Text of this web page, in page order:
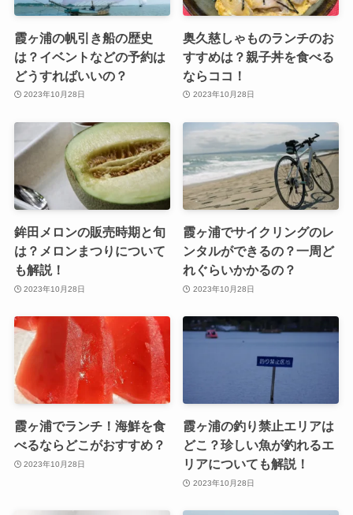
霞ヶ浦の帆引き船の歴史
は？イベントなどの予約は
どうすればいいの？
2023年10月28日
奥久慈しゃものランチのお
すすめは？親子丼を食べる
ならココ！
2023年10月28日
鉾田メロンの販売時期と旬
は？メロンまつりについて
も解説！
2023年10月28日
霞ヶ浦でサイクリングのレ
ンタルができるの？一周ど
れぐらいかかるの？
2023年10月28日
霞ヶ浦でランチ！海鮮を食
べるならどこがおすすめ？
2023年10月28日
霞ヶ浦の釣り禁止エリアは
どこ？珍しい魚が釣れるエ
リアについても解説！
2023年10月28日